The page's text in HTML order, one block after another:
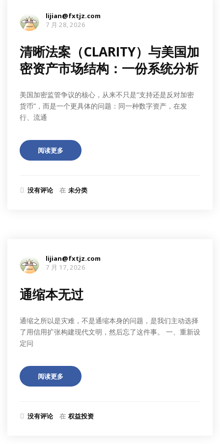
lijian@fxtjz.com
7 月 28, 2026
清晰法案（CLARITY）与美国加
密资产市场结构：一份系统分析
美国加密监管争议的核心，从来不只是“支持还是反对加密
货币”，而是一个更具体的问题：同一种数字资产，在发
行、流通
阅读更多
没有评论 在 未分类
lijian@fxtjz.com
7 月 17, 2026
通缩本无过
通缩之所以是灾难，不是通缩本身的问题，是我们主动选择
了用信用扩张构建现代文明，然后忘了这件事。 一、重新设
定问
阅读更多
没有评论 在 权益投资